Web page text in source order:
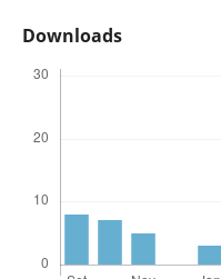
Downloads